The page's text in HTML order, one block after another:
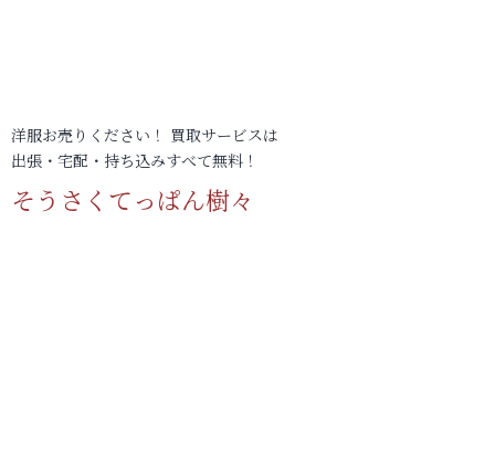
洋服お売りください！ 買取サービスは
出張・宅配・持ち込みすべて無料！
そうさくてっぱん樹々